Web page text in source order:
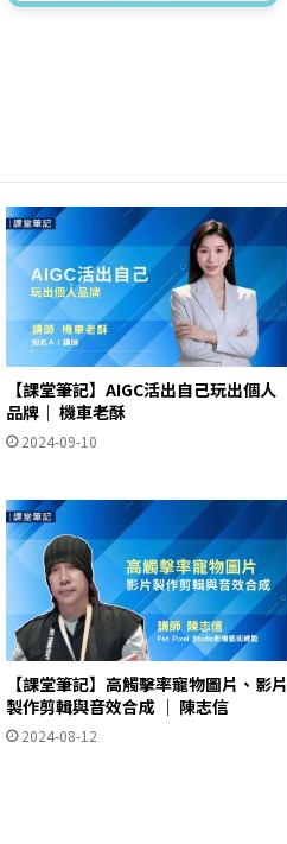
【課堂筆記】AIGC活出自己玩出個人
品牌｜ 機車老酥
2024-09-10
【課堂筆記】高觸擊率寵物圖片、影片
製作剪輯與音效合成 ｜ 陳志信
2024-08-12